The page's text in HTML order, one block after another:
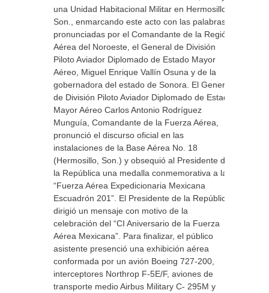
una Unidad Habitacional Militar en Hermosillo,
Son., enmarcando este acto con las palabras
pronunciadas por el Comandante de la Región
Aérea del Noroeste, el General de División
Piloto Aviador Diplomado de Estado Mayor
Aéreo, Miguel Enrique Vallín Osuna y de la
gobernadora del estado de Sonora. El General
de División Piloto Aviador Diplomado de Estado
Mayor Aéreo Carlos Antonio Rodríguez
Munguía, Comandante de la Fuerza Aérea,
pronunció el discurso oficial en las
instalaciones de la Base Aérea No. 18
(Hermosillo, Son.) y obsequió al Presidente de
la República una medalla conmemorativa a la
“Fuerza Aérea Expedicionaria Mexicana
Escuadrón 201”. El Presidente de la República,
dirigió un mensaje con motivo de la
celebración del “CI Aniversario de la Fuerza
Aérea Mexicana”. Para finalizar, el público
asistente presenció una exhibición aérea
conformada por un avión Boeing 727-200,
interceptores Northrop F-5E/F, aviones de
transporte medio Airbus Military C- 295M y